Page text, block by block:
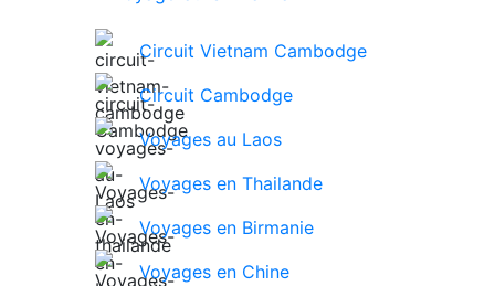
Circuit Vietnam Cambodge
Circuit Cambodge
Voyages au Laos
Voyages en Thailande
Voyages en Birmanie
Voyages en Chine